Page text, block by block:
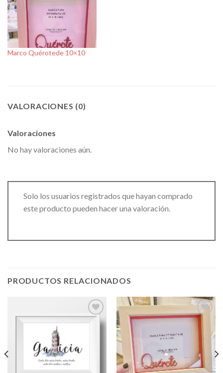
Marco Quérotede 10×10
VALORACIONES (0)
Valoraciones
No hay valoraciones aún.
Solo los usuarios registrados que hayan comprado
este producto pueden hacer una valoración.
PRODUCTOS RELACIONADOS
Añadir
lista de
deseos